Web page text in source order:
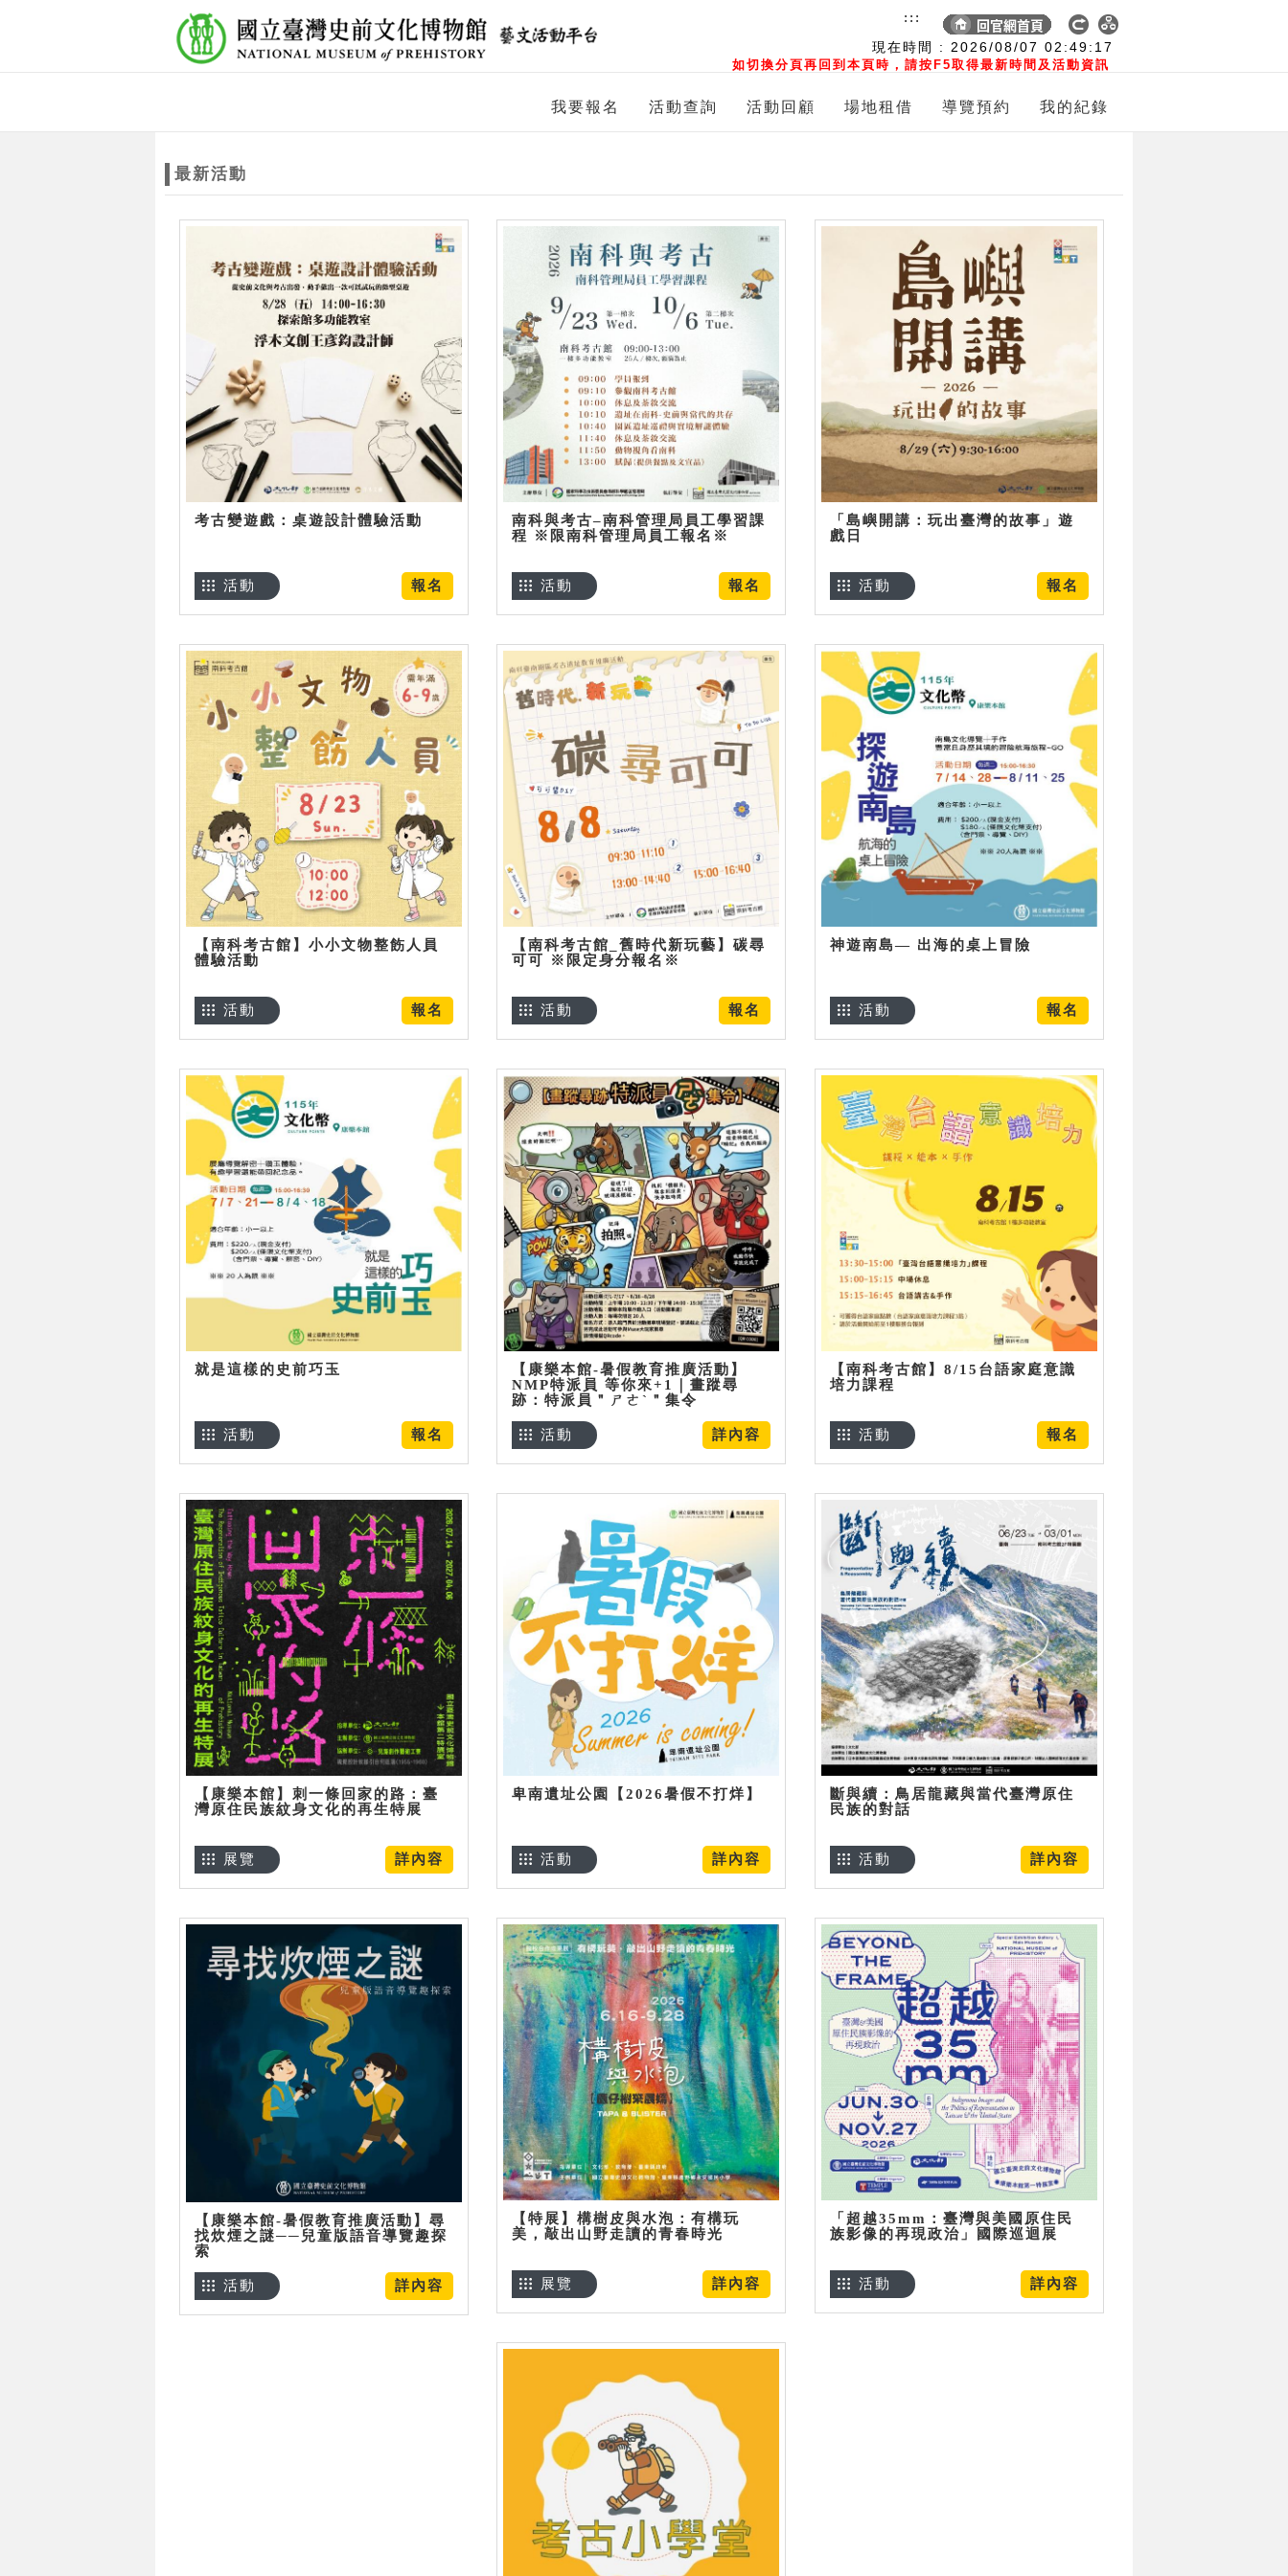
現在時間 : 2026/08/07 02:49:18
如切換分頁再回到本頁時，請按F5取得最新時間及活動資訊
:::
我要報名 活動查詢 活動回顧 場地租借 導覽預約 我的紀錄
最新活動
考古變遊戲：桌遊設計體驗活動
報名
活動
南科與考古–南科管理局員工學習課
程 ※限南科管理局員工報名※
報名
活動
「島嶼開講：玩出臺灣的故事」遊
戲日
報名
活動
【南科考古館】小小文物整飭人員
體驗活動
報名
活動
【南科考古館_舊時代新玩藝】碳尋
可可 ※限定身分報名※
報名
活動
神遊南島— 出海的桌上冒險
報名
活動
就是這樣的史前巧玉
報名
活動
【康樂本館-暑假教育推廣活動】
NMP特派員 等你來+1｜畫蹤尋
跡：特派員＂ㄕㄜˋ＂集令
詳內容
活動
【南科考古館】8/15台語家庭意識
培力課程
報名
活動
【康樂本館】刺一條回家的路：臺
灣原住民族紋身文化的再生特展
詳內容
展覽
卑南遺址公園【2026暑假不打烊】
詳內容
活動
斷與續：鳥居龍藏與當代臺灣原住
民族的對話
詳內容
活動
【康樂本館-暑假教育推廣活動】尋
找炊煙之謎──兒童版語音導覽趣探
索
詳內容
活動
【特展】構樹皮與水泡：有構玩
美，敲出山野走讀的青春時光
詳內容
展覽
「超越35mm：臺灣與美國原住民
族影像的再現政治」國際巡迴展
詳內容
活動